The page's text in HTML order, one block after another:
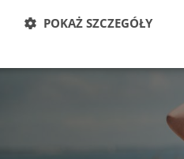
Absolutny must have nie tylko
POKAŻ SZCZEGÓŁY